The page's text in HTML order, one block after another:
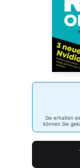
Sie erhalten
können Sie